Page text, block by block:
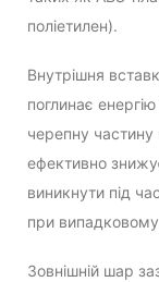
поліетилен).
Внутрішня
поглинає
черепну
ефективно
виникнути під
при
Зовнішній шар